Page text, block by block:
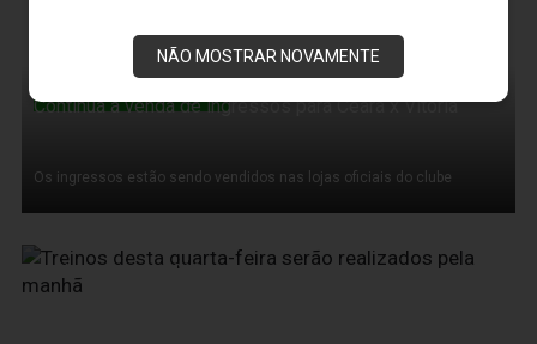
NÃO MOSTRAR NOVAMENTE
Continua a venda de ingressos para Ceará x Vitória
Os ingressos estão sendo vendidos nas lojas oficiais do clube
22 de Agosto de 2012